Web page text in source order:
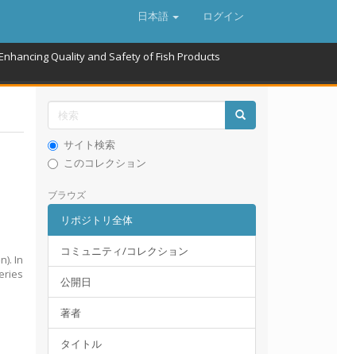
日本語 ログイン
Quality and Safety of Fish Products
In
サイト検索
このコレクション
ブラウズ
リポジトリ全体
コミュニティ/コレクション
公開日
著者
タイトル